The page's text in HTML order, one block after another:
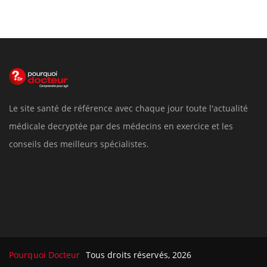
Le site santé de référence avec chaque jour toute l'actualité
médicale decryptée par des médecins en exercice et les
conseils des meilleurs spécialistes.
Pourquoi Docteur Tous droits réservés, 2026